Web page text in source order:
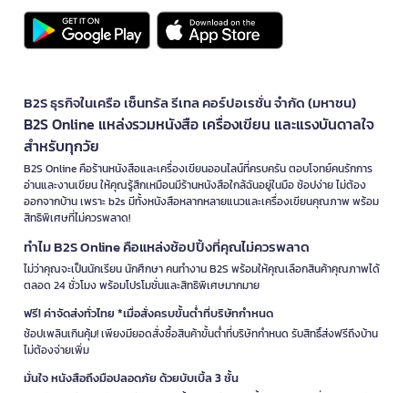
B2S ธุรกิจในเครือ เซ็นทรัล รีเทล คอร์ปอเรชั่น จำกัด (มหาชน)
B2S Online แหล่งรวมหนังสือ เครื่องเขียน และแรงบันดาลใจ
สำหรับทุกวัย
B2S Online คือร้านหนังสือและเครื่องเขียนออนไลน์ที่ครบครัน ตอบโจทย์คนรักการ
อ่านและงานเขียน ให้คุณรู้สึกเหมือนมีร้านหนังสือใกล้ฉันอยู่ในมือ ช้อปง่าย ไม่ต้อง
ออกจากบ้าน เพราะ b2s มีทั้งหนังสือหลากหลายแนวและเครื่องเขียนคุณภาพ พร้อม
สิทธิพิเศษที่ไม่ควรพลาด!
ทำไม B2S Online คือแหล่งช้อปปิ้งที่คุณไม่ควรพลาด
ไม่ว่าคุณจะเป็นนักเรียน นักศึกษา คนทำงาน B2S พร้อมให้คุณเลือกสินค้าคุณภาพได้
ตลอด 24 ชั่วโมง พร้อมโปรโมชั่นและสิทธิพิเศษมากมาย
ฟรี! ค่าจัดส่งทั่วไทย *เมื่อสั่งครบขั้นต่ำที่บริษัทกำหนด
ช้อปเพลินเกินคุ้ม! เพียงมียอดสั่งซื้อสินค้าขั้นต่ำที่บริษัทกำหนด รับสิทธิ์ส่งฟรีถึงบ้าน
ไม่ต้องจ่ายเพิ่ม
มั่นใจ หนังสือถึงมือปลอดภัย ด้วยบับเบิ้ล 3 ชั้น